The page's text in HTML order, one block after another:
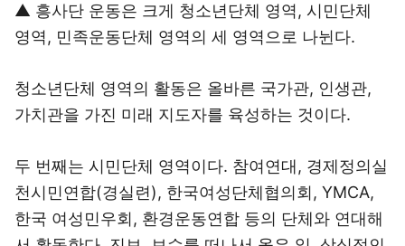
▲ 흥사단 운동은 크게 청소년단체 영역, 시민단체
영역, 민족운동단체 영역의 세 영역으로 나뉜다.
청소년단체 영역의 활동은 올바른 국가관, 인생관,
가치관을 가진 미래 지도자를 육성하는 것이다.
두 번째는 시민단체 영역이다. 참여연대, 경제정의실
천시민연합(경실련), 한국여성단체협의회, YMCA,
한국 여성민우회, 환경운동연합 등의 단체와 연대해